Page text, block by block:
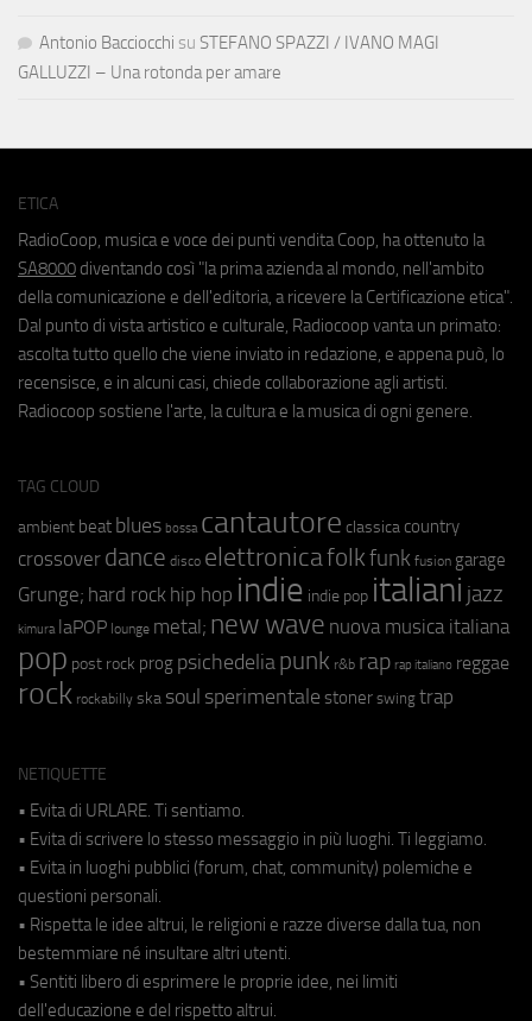
Antonio Bacciocchi su STEFANO SPAZZI / IVANO MAGI
GALLUZZI – Una rotonda per amare
ETICA
RadioCoop, musica e voce dei punti vendita Coop, ha ottenuto la
SA8000 diventando così "la prima azienda al mondo, nell'ambito
della comunicazione e dell'editoria, a ricevere la Certificazione etica".
Dal punto di vista artistico e culturale, Radiocoop vanta un primato:
ascolta tutto quello che viene inviato in redazione, e appena può, lo
recensisce, e in alcuni casi, chiede collaborazione agli artisti.
Radiocoop sostiene l'arte, la cultura e la musica di ogni genere.
TAG CLOUD
ambient beat blues bossa cantautore classica country
crossover dance disco elettronicafolkfunk fusion garage
Grunge; hard rock hip hop indie indie pop italiani jazz
kimura laPOP lounge metal; new wave nuova musica italiana
pop post rock prog psichedeliapunk r&b rap rap italiano reggae
rock rockabilly ska soul sperimentale stoner swing trap
NETIQUETTE
• Evita di URLARE. Ti sentiamo.
• Evita di scrivere lo stesso messaggio in più luoghi. Ti leggiamo.
• Evita in luoghi pubblici (forum, chat, community) polemiche e
questioni personali.
• Rispetta le idee altrui, le religioni e razze diverse dalla tua, non
bestemmiare né insultare altri utenti.
• Sentiti libero di esprimere le proprie idee, nei limiti
dell'educazione e del rispetto altrui.